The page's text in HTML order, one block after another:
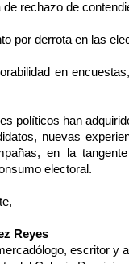
de rechazo de
por derrota en las
en
políticos han
nuevas
en la
electoral.
Reyes
escritor y